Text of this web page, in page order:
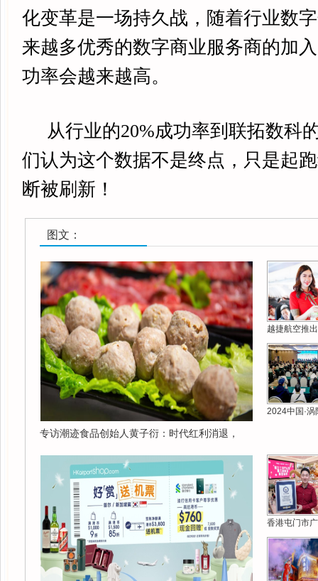
化变革是一场持久战，随着行业数
来越多优秀的数字商业服务商的加
功率会越来越高。
从行业的20%成功率到联拓数科
们认为这个数据不是终点，只是起
断被刷新！
图文：
专访潮迹食品创始人黄子衍：时代红利消退，
越捷航空推
2024中国·涡
香港屯门市